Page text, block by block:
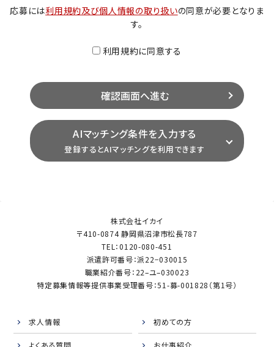
応募には利用規約及び個人情報の取り扱いの同意が必要となりま
す。
利用規約に同意する
AIマッチング条件を入力する
登録するとAIマッチングを利用できます
株式会社イカイ
〒410-0874 静岡県沼津市松長787
TEL：0120-080-451
派遣許可番号：派22−030015
職業紹介番号：22–ユ–030023
特定募集情報等提供事業受理番号：51-募-001828（第1号）
求人情報 初めての方